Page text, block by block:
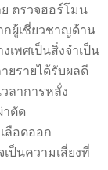
ตรวจฮอร์โมน
กผู้เชี่ยวชาญด้าน
เพศเป็นสิ่งจำเป็น
ยรายได้รับผลดี
ลาการหลั่ง
ตัด
ลือดออก
ป็นความเสี่ยงที่